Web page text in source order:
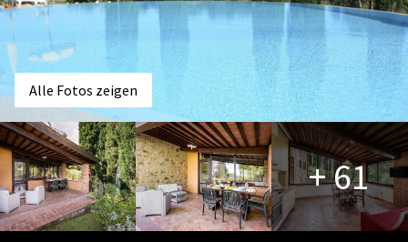
Alle Fotos zeigen
+ 61